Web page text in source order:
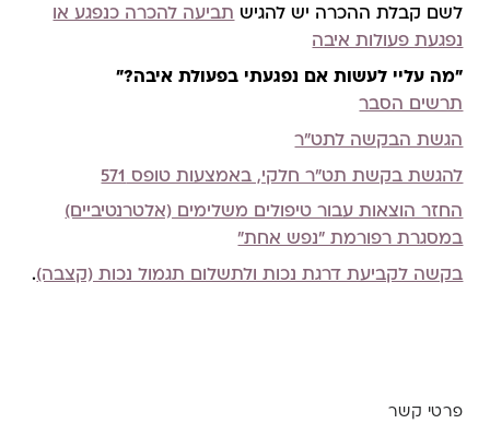
לשם קבלת ההכרה יש להגיש תביעה להכרה כנפגע או
נפגעת פעולות איבה
"מה עליי לעשות אם נפגעתי בפעולת איבה?"
תרשים הסבר
הגשת הבקשה לתט"ר
להגשת בקשת תט"ר חלקי, באמצעות טופס 571
החזר הוצאות עבור טיפולים משלימים (אלטרנטיביים)
במסגרת רפורמת "נפש אחת"
בקשה לקביעת דרגת נכות ולתשלום תגמול נכות (קצבה).
פרטי קשר